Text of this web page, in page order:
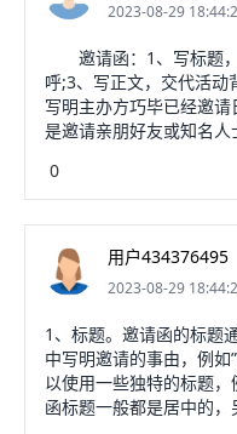
2023-08-29
邀请函：1、写标题，
呼;3、写正文，交代活
写明主办方巧毕已经邀
是邀请亲朋好友或知名人
作文种。在国际交往以及
使用广泛。商务礼仪活
般结构，由标题、称谓
简洁明了，看懂就行，
全，不应写绰号或别名
上"暨"或"和"，不用顿郑
0
用户434376495
2023-08-29
1、标题。邀请函的标题
中写明邀请的事由，例如
以使用一些独特的标题，
函标题一般都是居中的